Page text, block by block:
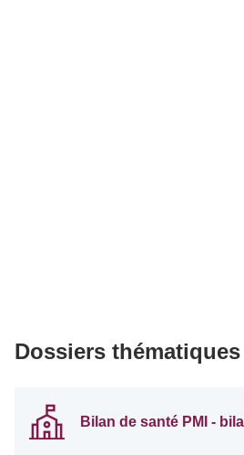
Dossiers thématiques
Bilan de santé PMI -